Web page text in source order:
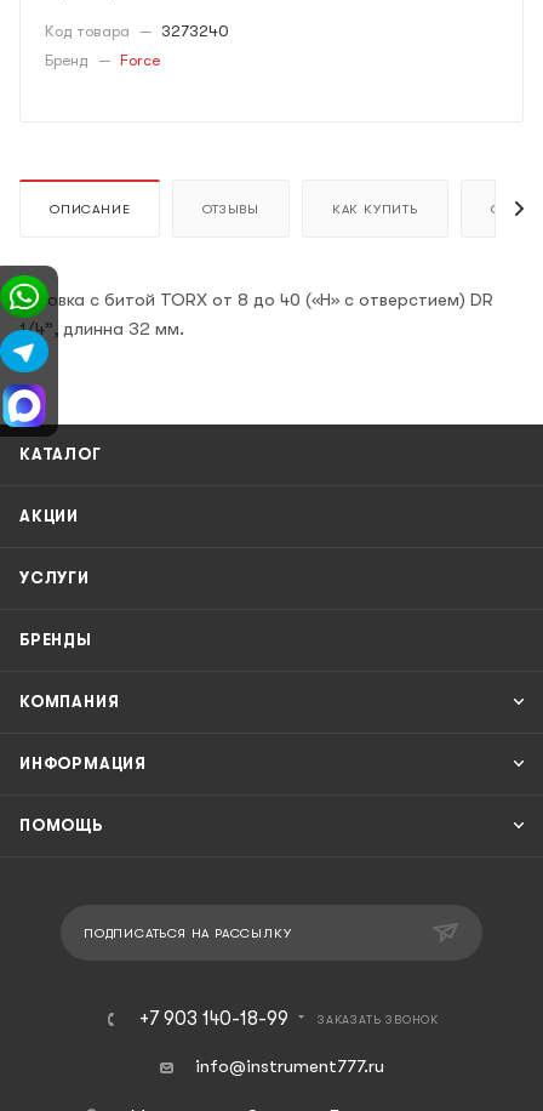
Код товара — 3273240
Бренд — Force
ОПИСАНИЕ ОТЗЫВЫ КАК КУПИТЬ ОПЛАТА
Головка с битой TORX от 8 до 40 («H» с отверстием) DR
1/4”, длинна 32 мм.
КАТАЛОГ
АКЦИИ
УСЛУГИ
БРЕНДЫ
КОМПАНИЯ
ИНФОРМАЦИЯ
ПОМОЩЬ
ПОДПИСАТЬСЯ НА РАССЫЛКУ
+7 903 140-18-99 ЗАКАЗАТЬ ЗВОНОК
info@instrument777.ru